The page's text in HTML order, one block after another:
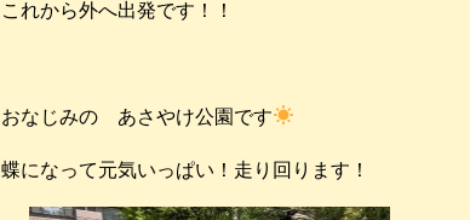
これから外へ出発です！！
おなじみの あさやけ公園です
蝶になって元気いっぱい！走り回ります！